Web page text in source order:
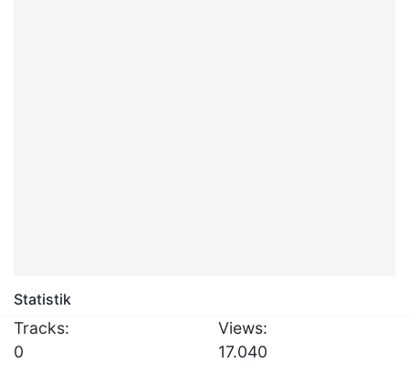
Statistik
Tracks:
0
Views:
17.040